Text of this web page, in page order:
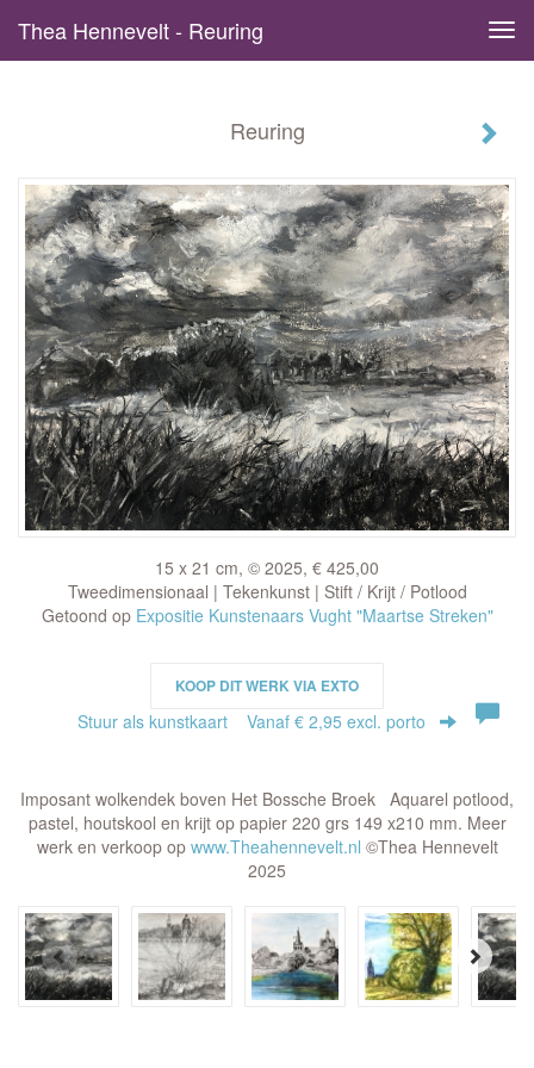
Thea Hennevelt - Reuring
Reuring
15 x 21 cm, © 2025, € 425,00
Tweedimensionaal | Tekenkunst | Stift / Krijt / Potlood
Getoond op Expositie Kunstenaars Vught "Maartse Streken"
KOOP DIT WERK VIA EXTO
Stuur als kunstkaart Vanaf € 2,95 excl. porto
Imposant wolkendek boven Het Bossche Broek Aquarel potlood,
pastel, houtskool en krijt op papier 220 grs 149 x210 mm. Meer
werk en verkoop op www.Theahennevelt.nl ©Thea Hennevelt
2025